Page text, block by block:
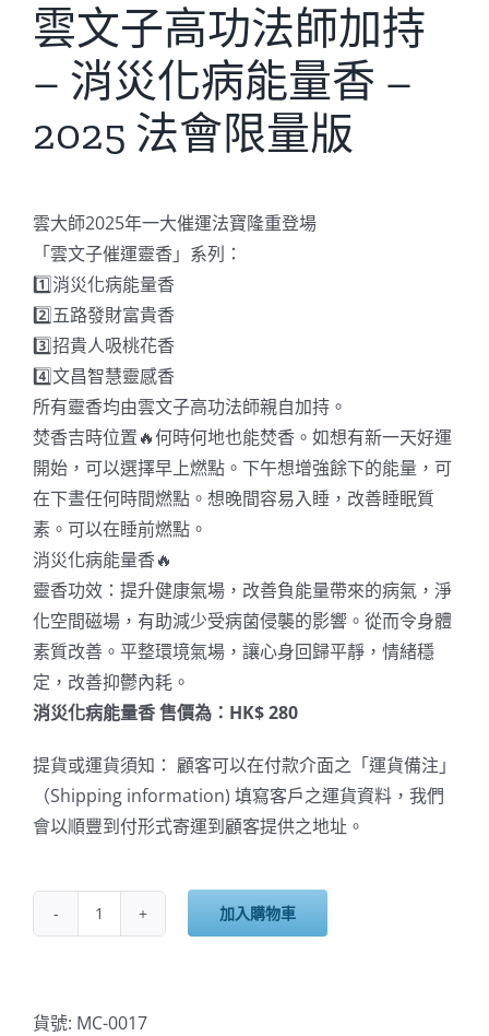
雲文子高功法師加持
– 消災化病能量香 –
2025 法會限量版
雲大師2025年一大催運法寶隆重登場
「雲文子催運靈香」系列：
1️⃣消災化病能量香
2️⃣五路發財富貴香
3️⃣招貴人吸桃花香
4️⃣文昌智慧靈感香
所有靈香均由雲文子高功法師親自加持。
焚香吉時位置🔥何時何地也能焚香。如想有新一天好運
開始，可以選擇早上燃點。下午想增強餘下的能量，可
在下晝任何時間燃點。想晚間容易入睡，改善睡眠質
素。可以在睡前燃點。
消災化病能量香🔥
靈香功效：提升健康氣場，改善負能量帶來的病氣，淨
化空間磁場，有助減少受病菌侵襲的影響。從而令身體
素質改善。平整環境氣場，讓心身回歸平靜，情緒穩
定，改善抑鬱內耗。
消災化病能量香 售價為：HK$ 280
提貨或運貨須知： 顧客可以在付款介面之「運貨備注」
（Shipping information) 填寫客戶之運貨資料，我們
會以順豐到付形式寄運到顧客提供之地址。
雲
高
加入購物車
貨號: MC-0017